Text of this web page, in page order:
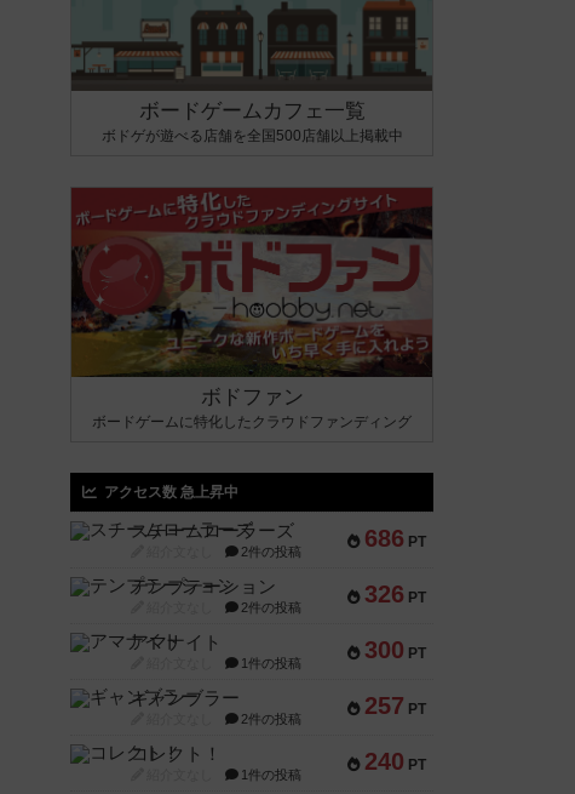
ボードゲームカフェ一覧
ボドゲが遊べる店舗を全国500店舗以上掲載中
ボドファン
ボードゲームに特化したクラウドファンディング
アクセス数 急上昇中
686 PT
スチームローラーズ
2件の投稿
326 PT
テンプテーション
2件の投稿
300 PT
アマナイト
1件の投稿
257 PT
ギャンブラー
2件の投稿
240 PT
コレクト！
1件の投稿